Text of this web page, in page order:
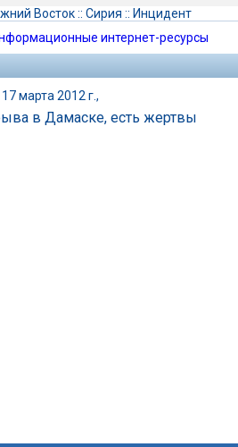
Восток:: Сирия :: Инцидент
интернет-ресурсы
17 марта 2012 г.,
в Дамаске, есть жертвы